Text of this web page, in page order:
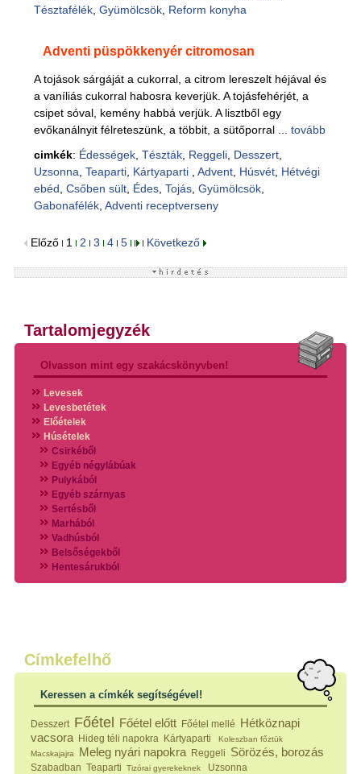
Tésztafélék, Gyümölcsök, Reform konyha
Adventi püspökkenyér citromosan
A tojások sárgáját a cukorral, a citrom lereszelt héjával és
a vaníliás cukorral habosra keverjük. A tojásfehérjét, a
csipet sóval, kemény habbá verjük. A lisztből egy
evőkanálnyit félreteszünk, a többit, a sütőporral ... tovább
cimkék: Édességek, Tészták, Reggeli, Desszert,
Uzsonna Teaparti, Kártyaparti Advent, Húsvét, Hétvégi
ebéd Csőben sült, Édes, Tojás, Gyümölcsök,
Gabonafélék, Adventi receptverseny
Előző 1 2 3 4 5 Következő
Tartalomjegyzék
Olvasson mint egy szakácskönyvben!
Levesek
Levesbetétek
Előételek
Húsételek
Csirkéből
Egyéb négylábúak
Pulykából
Egyéb szárnyas
Sertésből
Marhából
Vadhúsból
Belsőségekből
Hentesárukból
Vadszárnyasokból
Köretek
Klasszikus főzelékek
Zöldséges ételek
Hidegkonyhai készítmények
Főtt tészták
Zsiradékban sült tészták
Sütőben sült tészták
Címkefelhő
Keressen a címkék segítségével!
Desszert Főétel Főétel előtt Főétel mellé Hétköznapi
vacsora Hideg téli napokra Kártyaparti
Koleszban főztük
Macskajajra
Meleg nyári napokra Reggeli Sörözés, borozás
Szabadban Teaparti Tizórai gyerekeknek Uzsonna